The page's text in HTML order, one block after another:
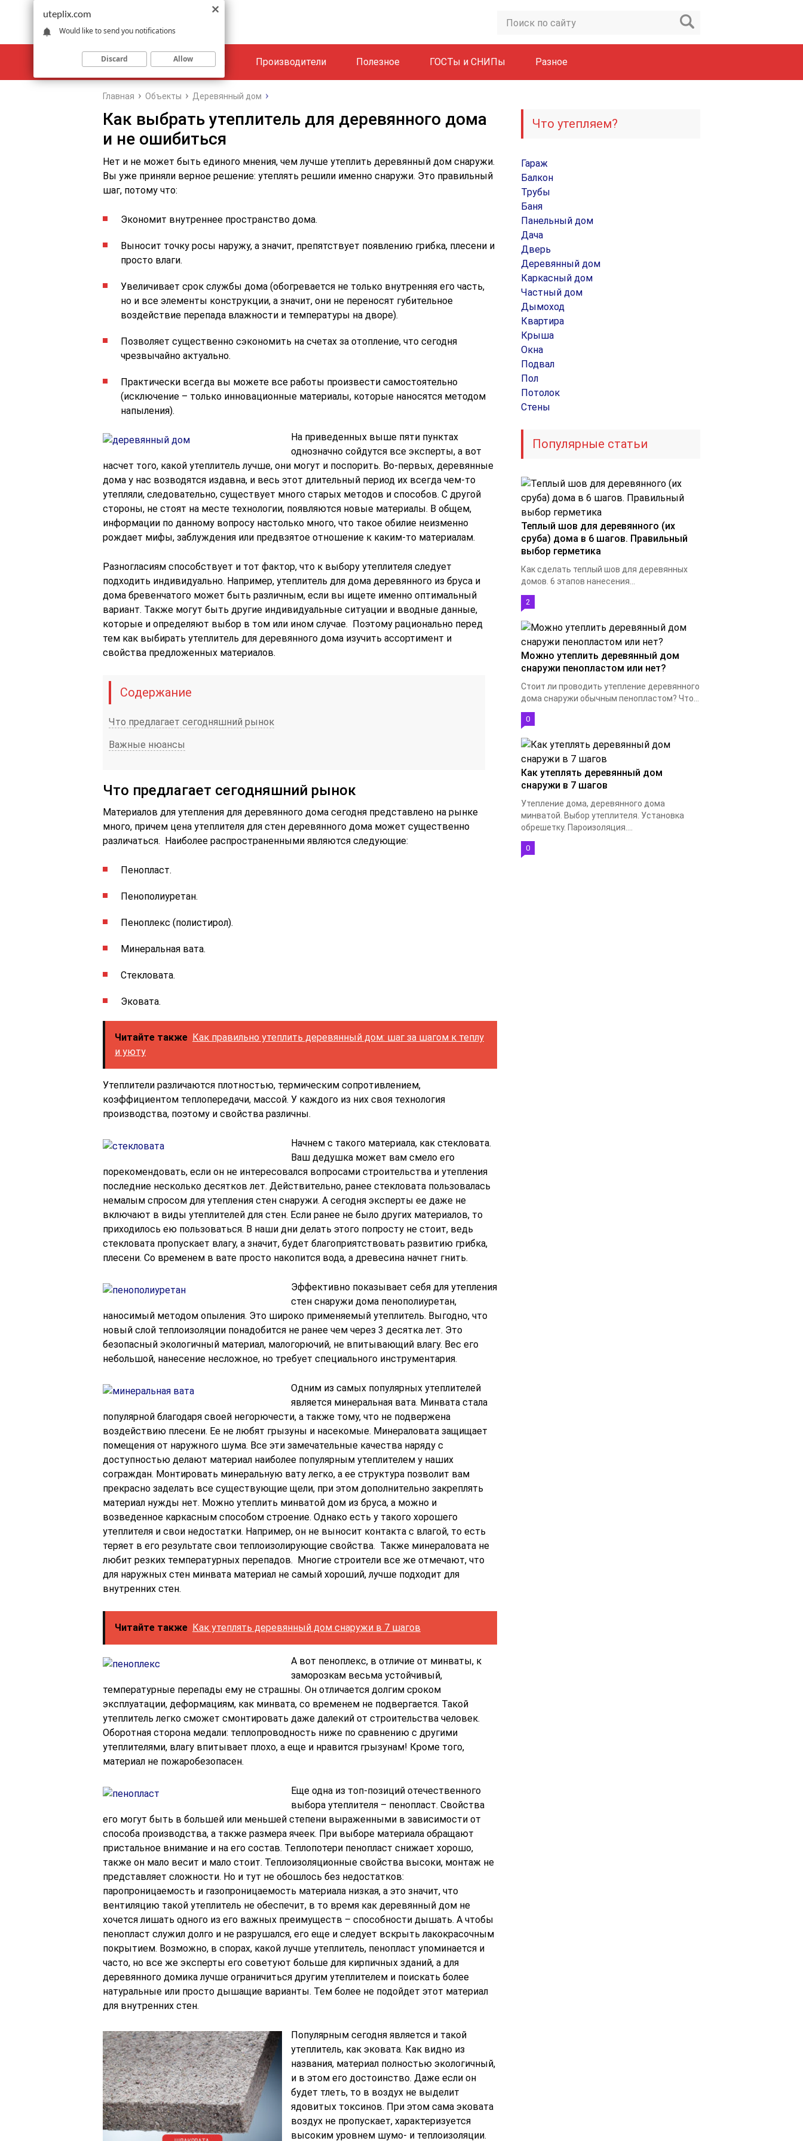
Материалы Объекты Производители Полезное ГОСТы и СНИПы Разное
Главная Объекты Деревянный дом
Как выбрать утеплитель для деревянного дома
и не ошибиться
Нет и не может быть единого мнения, чем лучше утеплить деревянный дом снаружи.
Вы уже приняли верное решение: утеплять решили именно снаружи. Это правильный
шаг, потому что:
Экономит внутреннее пространство дома.
Выносит точку росы наружу, а значит, препятствует появлению грибка, плесени и
просто влаги.
Увеличивает срок службы дома (обогревается не только внутренняя его часть,
но и все элементы конструкции, а значит, они не переносят губительное
воздействие перепада влажности и температуры на дворе).
Позволяет существенно сэкономить на счетах за отопление, что сегодня
чрезвычайно актуально.
Практически всегда вы можете все работы произвести самостоятельно
(исключение – только инновационные материалы, которые наносятся методом
напыления).
На приведенных выше пяти пунктах
однозначно сойдутся все эксперты, а вот
насчет того, какой утеплитель лучше, они могут и поспорить. Во-первых, деревянные
дома у нас возводятся издавна, и весь этот длительный период их всегда чем-то
утепляли, следовательно, существует много старых методов и способов. С другой
стороны, не стоят на месте технологии, появляются новые материалы. В общем,
информации по данному вопросу настолько много, что такое обилие неизменно
рождает мифы, заблуждения или предвзятое отношение к каким-то материалам.
Разногласиям способствует и тот фактор, что к выбору утеплителя следует
подходить индивидуально. Например, утеплитель для дома деревянного из бруса и
дома бревенчатого может быть различным, если вы ищете именно оптимальный
вариант. Также могут быть другие индивидуальные ситуации и вводные данные,
которые и определяют выбор в том или ином случае. Поэтому рационально перед
тем как выбирать утеплитель для деревянного дома изучить ассортимент и
свойства предложенных материалов.
Содержание
Что предлагает сегодняшний рынок
Важные нюансы
Что предлагает сегодняшний рынок
Материалов для утепления для деревянного дома сегодня представлено на рынке
много, причем цена утеплителя для стен деревянного дома может существенно
различаться. Наиболее распространенными являются следующие:
Пенопласт.
Пенополиуретан.
Пеноплекс (полистирол).
Минеральная вата.
Стекловата.
Эковата.
Читайте также Как правильно утеплить деревянный дом: шаг за шагом к теплу
и уюту
Утеплители различаются плотностью, термическим сопротивлением,
коэффициентом теплопередачи, массой. У каждого из них своя технология
производства, поэтому и свойства различны.
Начнем с такого материала, как стекловата.
Ваш дедушка может вам смело его
порекомендовать, если он не интересовался вопросами строительства и утепления
последние несколько десятков лет. Действительно, ранее стекловата пользовалась
немалым спросом для утепления стен снаружи. А сегодня эксперты ее даже не
включают в виды утеплителей для стен. Если ранее не было других материалов, то
приходилось ею пользоваться. В наши дни делать этого попросту не стоит, ведь
стекловата пропускает влагу, а значит, будет благоприятствовать развитию грибка,
плесени. Со временем в вате просто накопится вода, а древесина начнет гнить.
Эффективно показывает себя для утепления
стен снаружи дома пенополиуретан,
наносимый методом опыления. Это широко применяемый утеплитель. Выгодно, что
новый слой теплоизоляции понадобится не ранее чем через 3 десятка лет. Это
безопасный экологичный материал, малогорючий, не впитывающий влагу. Вес его
небольшой, нанесение несложное, но требует специального инструментария.
Одним из самых популярных утеплителей
является минеральная вата. Минвата стала
популярной благодаря своей негорючести, а также тому, что не подвержена
воздействию плесени. Ее не любят грызуны и насекомые. Минераловата защищает
помещения от наружного шума. Все эти замечательные качества наряду с
доступностью делают материал наиболее популярным утеплителем у наших
сограждан. Монтировать минеральную вату легко, а ее структура позволит вам
прекрасно заделать все существующие щели, при этом дополнительно закреплять
материал нужды нет. Можно утеплить минватой дом из бруса, а можно и
возведенное каркасным способом строение. Однако есть у такого хорошего
утеплителя и свои недостатки. Например, он не выносит контакта с влагой, то есть
теряет в его результате свои теплоизолирующие свойства. Также минераловата не
любит резких температурных перепадов. Многие строители все же отмечают, что
для наружных стен минвата материал не самый хороший, лучше подходит для
внутренних стен.
Читайте также Как утеплять деревянный дом снаружи в 7 шагов
А вот пеноплекс, в отличие от минваты, к
заморозкам весьма устойчивый,
температурные перепады ему не страшны. Он отличается долгим сроком
эксплуатации, деформациям, как минвата, со временем не подвергается. Такой
утеплитель легко сможет смонтировать даже далекий от строительства человек.
Оборотная сторона медали: теплопроводность ниже по сравнению с другими
утеплителями, влагу впитывает плохо, а еще и нравится грызунам! Кроме того,
материал не пожаробезопасен.
Еще одна из топ-позиций отечественного
выбора утеплителя – пенопласт. Свойства
его могут быть в большей или меньшей степени выраженными в зависимости от
способа производства, а также размера ячеек. При выборе материала обращают
пристальное внимание и на его состав. Теплопотери пенопласт снижает хорошо,
также он мало весит и мало стоит. Теплоизоляционные свойства высоки, монтаж не
представляет сложности. Но и тут не обошлось без недостатков:
паропроницаемость и газопроницаемость материала низкая, а это значит, что
вентиляцию такой утеплитель не обеспечит, в то время как деревянный дом не
хочется лишать одного из его важных преимуществ – способности дышать. А чтобы
пенопласт служил долго и не разрушался, его еще и следует вскрыть лакокрасочным
покрытием. Возможно, в спорах, какой лучше утеплитель, пенопласт упоминается и
часто, но все же эксперты его советуют больше для кирпичных зданий, а для
деревянного домика лучше ограничиться другим утеплителем и поискать более
натуральные или просто дышащие варианты. Тем более не подойдет этот материал
для внутренних стен.
Популярным сегодня является и такой
утеплитель, как эковата. Как видно из
названия, материал полностью экологичный,
и в этом его достоинство. Даже если он
будет тлеть, то в воздух не выделит
ядовитых токсинов. При этом сама эковата
воздух не пропускает, характеризуется
высоким уровнем шумо- и теплоизоляции.
Что утепляем?
Гараж
Балкон
Трубы
Баня
Панельный дом
Дача
Дверь
Деревянный дом
Каркасный дом
Частный дом
Дымоход
Квартира
Крыша
Окна
Подвал
Пол
Потолок
Стены
Популярные статьи
Теплый шов для деревянного (их
сруба) дома в 6 шагов. Правильный
выбор герметика
Как сделать теплый шов для деревянных
домов. 6 этапов нанесения...
2
Можно утеплить деревянный дом
снаружи пенопластом или нет?
Стоит ли проводить утепление деревянного
дома снаружи обычным пенопластом? Что...
0
Как утеплять деревянный дом
снаружи в 7 шагов
Утепление дома, деревянного дома
минватой. Выбор утеплителя. Установка
обрешетку. Пароизоляция....
0
uteplix.com
Would like to send you notifications
Discard Allow